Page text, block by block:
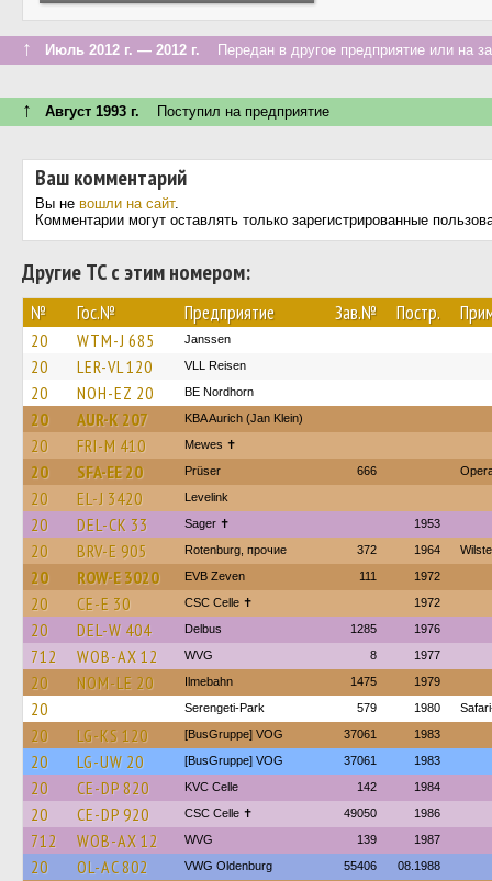
↑ Июль 2012 г. — 2012 г. Передан в другое предприятие или на
↑ Август 1993 г. Поступил на предприятие
Ваш комментарий
Вы не вошли на сайт.
Комментарии могут оставлять только зарегистрированные
Другие ТС с этим номером:
№ Гос.№ Предприятие Зав.№ Постр.
20 WTM-J 685 Janssen
20 LER-VL 120 VLL Reisen
20 NOH-EZ 20 BE Nordhorn
20 AUR-K 207 KBA Aurich (Jan Klein)
20 FRI-M 410 Mewes ✝
20 SFA-EE 20 Prüser 666
20 EL-J 3420 Levelink
20 DEL-CK 33 Sager ✝ 1953
20 BRV-E 905 Rotenburg, прочие 372 1964
20 ROW-E 3020 EVB Zeven 111 1972
20 CE-E 30 CSC Celle ✝ 1972
20 DEL-W 404 Delbus 1285 1976
712 WOB-AX 12 WVG 8 1977
20 NOM-LE 20 Ilmebahn 1475 1979
20 Serengeti-Park 579 1980
20 LG-KS 120 [BusGruppe] VOG 37061 1983
20 LG-UW 20 [BusGruppe] VOG 37061 1983
20 CE-DP 820 KVC Celle 142 1984
20 CE-DP 920 CSC Celle ✝ 49050 1986
712 WOB-AX 12 WVG 139 1987
20 OL-AC 802 VWG Oldenburg 55406 08.1988